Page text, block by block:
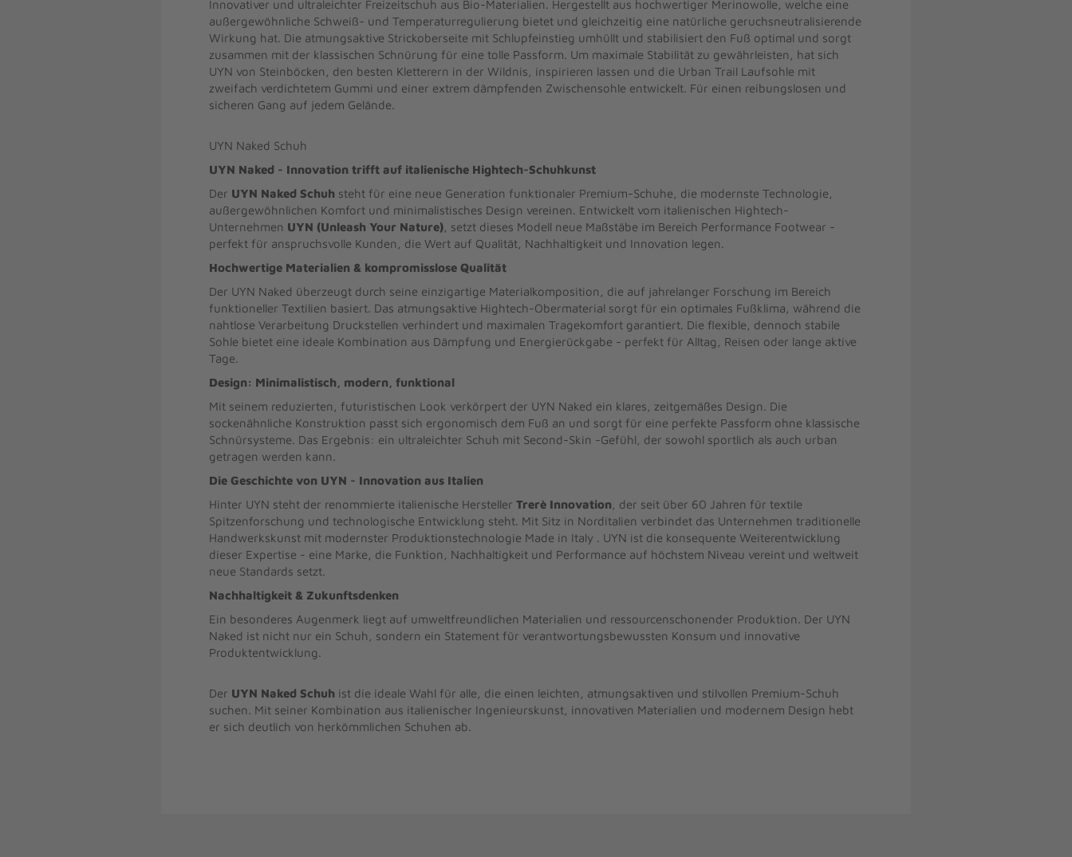
Innovativer und ultraleichter Freizeitschuh aus Bio-Materialien. Hergestellt aus hochwertiger Merinowolle, welche eine
außergewöhnliche Schweiß- und Temperaturregulierung bietet und gleichzeitig eine natürliche geruchsneutralisierende
Wirkung hat. Die atmungsaktive Strickoberseite mit Schlupfeinstieg umhüllt und stabilisiert den Fuß optimal und sorgt
zusammen mit der klassischen Schnürung für eine tolle Passform. Um maximale Stabilität zu gewährleisten, hat sich
UYN von Steinböcken, den besten Kletterern in der Wildnis, inspirieren lassen und die Urban Trail Laufsohle mit
zweifach verdichtetem Gummi und einer extrem dämpfenden Zwischensohle entwickelt. Für einen reibungslosen und
sicheren Gang auf jedem Gelände.
UYN Naked Schuh
UYN Naked - Innovation trifft auf italienische Hightech-Schuhkunst
Der UYN Naked Schuh steht für eine neue Generation funktionaler Premium-Schuhe, die modernste Technologie,
außergewöhnlichen Komfort und minimalistisches Design vereinen. Entwickelt vom italienischen Hightech-
Unternehmen UYN (Unleash Your Nature) , setzt dieses Modell neue Maßstäbe im Bereich Performance Footwear -
perfekt für anspruchsvolle Kunden, die Wert auf Qualität, Nachhaltigkeit und Innovation legen.
Hochwertige Materialien & kompromisslose Qualität
Der UYN Naked überzeugt durch seine einzigartige Materialkomposition, die auf jahrelanger Forschung im Bereich
funktioneller Textilien basiert. Das atmungsaktive Hightech-Obermaterial sorgt für ein optimales Fußklima, während die
nahtlose Verarbeitung Druckstellen verhindert und maximalen Tragekomfort garantiert. Die flexible, dennoch stabile
Sohle bietet eine ideale Kombination aus Dämpfung und Energierückgabe - perfekt für Alltag, Reisen oder lange aktive
Tage.
Design: Minimalistisch, modern, funktional
Mit seinem reduzierten, futuristischen Look verkörpert der UYN Naked ein klares, zeitgemäßes Design. Die
sockenähnliche Konstruktion passt sich ergonomisch dem Fuß an und sorgt für eine perfekte Passform ohne klassische
Schnürsysteme. Das Ergebnis: ein ultraleichter Schuh mit Second-Skin -Gefühl, der sowohl sportlich als auch urban
getragen werden kann.
Die Geschichte von UYN - Innovation aus Italien
Hinter UYN steht der renommierte italienische Hersteller Trerè Innovation , der seit über 60 Jahren für textile
Spitzenforschung und technologische Entwicklung steht. Mit Sitz in Norditalien verbindet das Unternehmen traditionelle
Handwerkskunst mit modernster Produktionstechnologie Made in Italy . UYN ist die konsequente Weiterentwicklung
dieser Expertise - eine Marke, die Funktion, Nachhaltigkeit und Performance auf höchstem Niveau vereint und weltweit
neue Standards setzt.
Nachhaltigkeit & Zukunftsdenken
Ein besonderes Augenmerk liegt auf umweltfreundlichen Materialien und ressourcenschonender Produktion. Der UYN
Naked ist nicht nur ein Schuh, sondern ein Statement für verantwortungsbewussten Konsum und innovative
Produktentwicklung.
Der UYN Naked Schuh ist die ideale Wahl für alle, die einen leichten, atmungsaktiven und stilvollen Premium-Schuh
suchen. Mit seiner Kombination aus italienischer Ingenieurskunst, innovativen Materialien und modernem Design hebt
er sich deutlich von herkömmlichen Schuhen ab.